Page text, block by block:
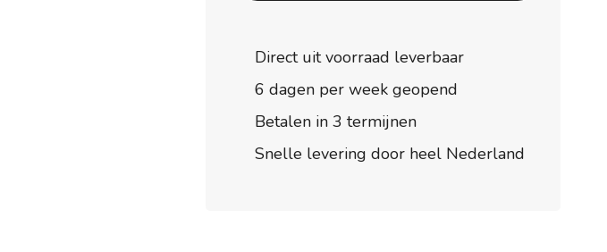
Direct uit voorraad leverbaar
6 dagen per week geopend
Betalen in 3 termijnen
Snelle levering door heel Nederland